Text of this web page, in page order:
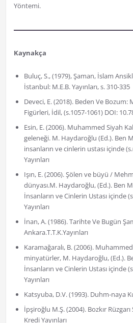
Yöntemi.
Kaynakça
Buluç, S., (1979), Şaman, İslam
İstanbul: M.E.B. Yayınları, s. 310-335
Deveci, E. (2018). Beden Ve Bozum:
Figürleri, İdil, (s.1057-1061) DOI:
Esin, E. (2006). Muhammed Siyah
geleneği. M. Haydaroğlu (Ed.). Ben
insanların ve cinlerin ustası içinde
Yayınları
Işın, E. (2006). Şölen ve büyü /
dünyası.M. Haydaroğlu, (Ed.). Ben
İnsanların ve Cinlerin Ustası içinde
Yayınları
İnan, A. (1986). Tarihte Ve Bugün
Ankara.T.T.K.Yayınları
Karamağaralı, B. (2006).
minyatürler, M. Haydaroğlu, (Ed.).
İnsanların ve Cinlerin Ustası içinde
Yayınları
Katsyuba, D.V. (1993). Duhm-naya
İpşiroğlu M.Ş. (2004). Bozkır
Kredi Yayınları